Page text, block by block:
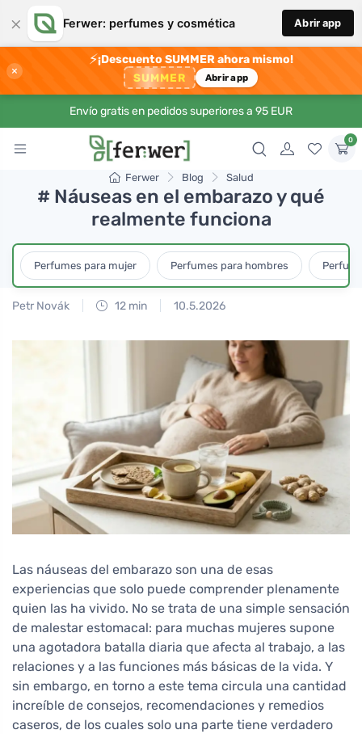
× Ferwer: perfumes y cosmética Abrir app
×
⚡¡Descuento SUMMER ahora mismo!
SUMMER Abrir app
Envío gratis en pedidos superiores a 95 EUR
0
Ferwer Blog Salud
# Náuseas en el embarazo y qué
realmente funciona
Perfumes para mujer Perfumes para hombres
Petr Novák 12 min 10.5.2026
Las náuseas del embarazo son una de esas
experiencias que solo puede comprender plenamente
quien las ha vivido. No se trata de una simple sensación
de malestar estomacal: para muchas mujeres supone
una agotadora batalla diaria que afecta al trabajo, a las
relaciones y a las funciones más básicas de la vida. Y
sin embargo, en torno a este tema circula una cantidad
increíble de consejos, recomendaciones y remedios
caseros, de los cuales solo una parte tiene verdadero